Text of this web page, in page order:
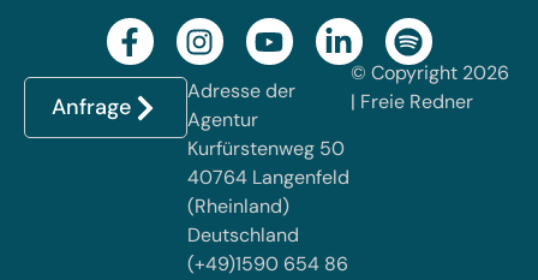
Anfrage
Adresse der
Agentur
Kurfürstenweg 50
40764 Langenfeld
(Rheinland)
Deutschland
(+49)1590 654 86
© Copyright 2026
| Freie Redner